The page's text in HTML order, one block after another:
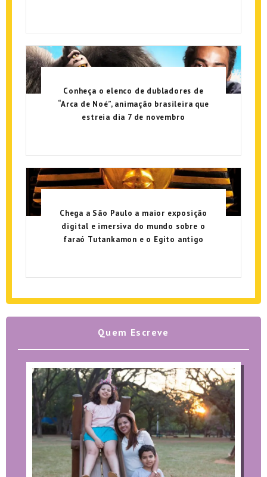
Conheça o elenco de dubladores de
“Arca de Noé”, animação brasileira que
estreia dia 7 de novembro
Chega a São Paulo a maior exposição
digital e imersiva do mundo sobre o
faraó Tutankamon e o Egito antigo
Quem Escreve